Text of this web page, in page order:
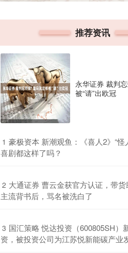
推荐资讯
永华证券 裁判
被“请”出欧冠
1 豪极资本 新潮观鱼：《喜人2》“怪
喜剧都这样了吗？
2 大通证券 曹云金获官方认证，带货
主流背书后，骂名被洗白了
3 国汇策略 悦达投资（600805SH）
资，被投资公司为江苏悦新能碳产业